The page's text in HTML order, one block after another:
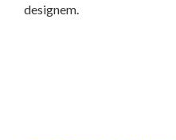
designem.